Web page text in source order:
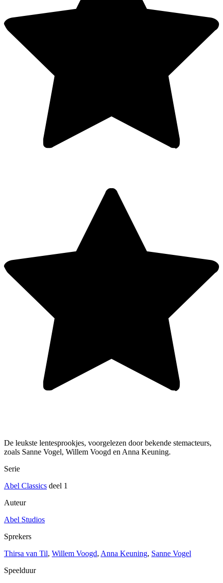
De leukste lentesprookjes, voorgelezen door bekende stemacteurs,
zoals Sanne Vogel, Willem Voogd en Anna Keuning.
Serie
Abel Classics deel 1
Auteur
Abel Studios
Sprekers
Thirsa van Til, Willem Voogd, Anna Keuning, Sanne Vogel
Speelduur